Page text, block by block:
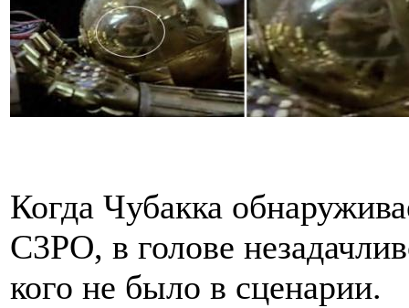
Когда Чубакка
C3PO, в голове
кого не было в сценарии.